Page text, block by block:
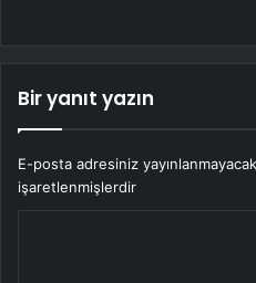
Bir yanıt yazın
E-posta adresiniz
işaretlenmişlerdir